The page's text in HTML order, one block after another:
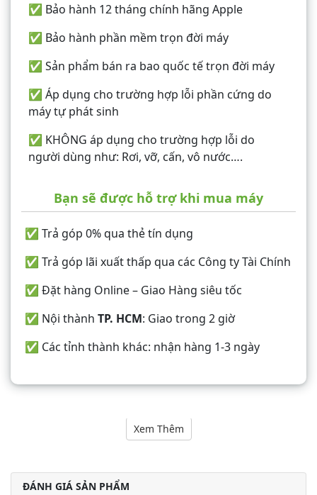
✅ Bảo hành 12 tháng chính hãng Apple
✅ Bảo hành phần mềm trọn đời máy
✅ Sản phẩm bán ra bao quốc tế trọn đời máy
✅ Áp dụng cho trường hợp lỗi phần cứng do
máy tự phát sinh
✅ KHÔNG áp dụng cho trường hợp lỗi do
người dùng như: Rơi, vỡ, cấn, vô nước….
Bạn sẽ được hỗ trợ khi mua máy
✅ Trả góp 0% qua thẻ tín dụng
✅ Trả góp lãi xuất thấp qua các Công ty Tài Chính
✅ Đặt hàng Online – Giao Hàng siêu tốc
✅ Nội thành TP. HCM: Giao trong 2 giờ
✅ Các tỉnh thành khác: nhận hàng 1-3 ngày
Nội dung
Xem Thêm
ĐÁNH GIÁ SẢN PHẨM